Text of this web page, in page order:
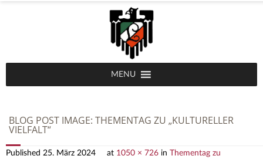
MENU
BLOG POST IMAGE: THEMENTAG ZU „KULTURELLER
VIELFALT“
Published 25. März 2024 at 1050 × 726 in Thementag zu